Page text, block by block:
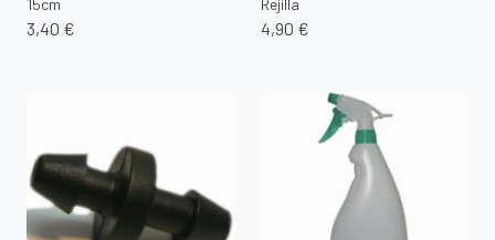
15cm
3,40 €
Rejilla
4,90 €